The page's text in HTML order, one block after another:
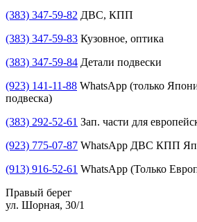
(383) 347-59-82 ДВС, КПП
(383) 347-59-83 Кузовное, оптика
(383) 347-59-84 Детали подвески
(923) 141-11-88 WhatsApp (только
подвеска)
(383) 292-52-61 Зап. части для
(923) 775-07-87 WhatsApp ДВС КПП
(913) 916-52-61 WhatsApp (Только
Правый берег
ул. Шорная, 30/1